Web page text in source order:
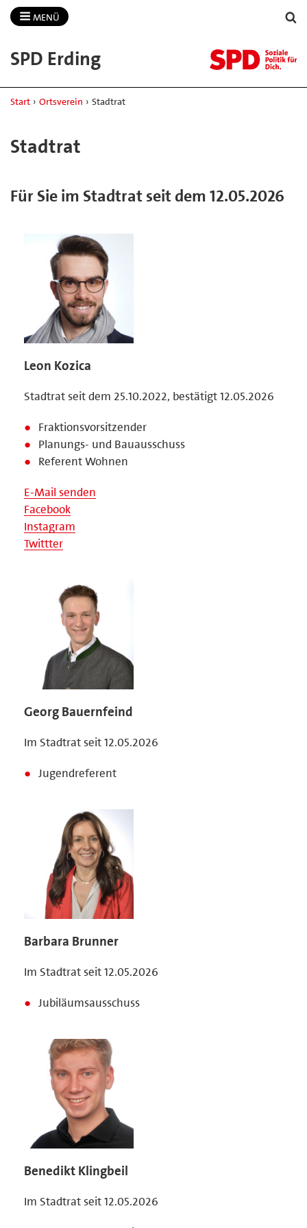
MENÜ
SPD Erding
Start › Ortsverein › Stadtrat
Stadtrat
Für Sie im Stadtrat seit dem 12.05.2026
Leon Kozica
Stadtrat seit dem 25.10.2022, bestätigt 12.05.2026
Fraktionsvorsitzender
Planungs- und Bauausschuss
Referent Wohnen
E-Mail senden
Facebook
Instagram
Twittter
Georg Bauernfeind
Im Stadtrat seit 12.05.2026
Jugendreferent
Barbara Brunner
Im Stadtrat seit 12.05.2026
Jubiläumsausschuss
Benedikt Klingbeil
Im Stadtrat seit 12.05.2026